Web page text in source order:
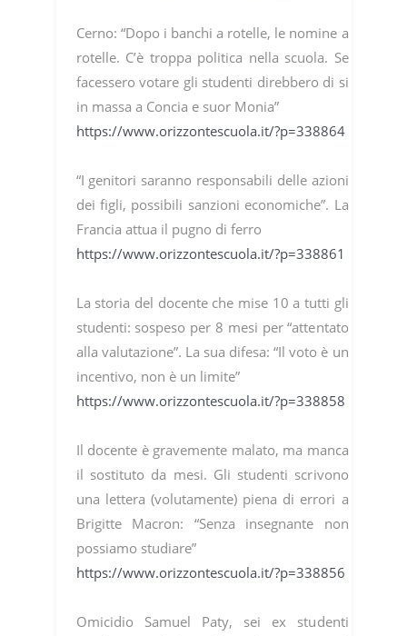
Cerno: “Dopo i banchi a rotelle, le nomine a
rotelle. C’è troppa politica nella scuola. Se
facessero votare gli studenti direbbero di si
in massa a Concia e suor Monia”
https://www.orizzontescuola.it/?p=338864
“I genitori saranno responsabili delle azioni
dei figli, possibili sanzioni economiche”. La
Francia attua il pugno di ferro
https://www.orizzontescuola.it/?p=338861
La storia del docente che mise 10 a tutti gli
studenti: sospeso per 8 mesi per “attentato
alla valutazione”. La sua difesa: “Il voto è un
incentivo, non è un limite”
https://www.orizzontescuola.it/?p=338858
Il docente è gravemente malato, ma manca
il sostituto da mesi. Gli studenti scrivono
una lettera (volutamente) piena di errori a
Brigitte Macron: “Senza insegnante non
possiamo studiare”
https://www.orizzontescuola.it/?p=338856
Omicidio Samuel Paty, sei ex studenti